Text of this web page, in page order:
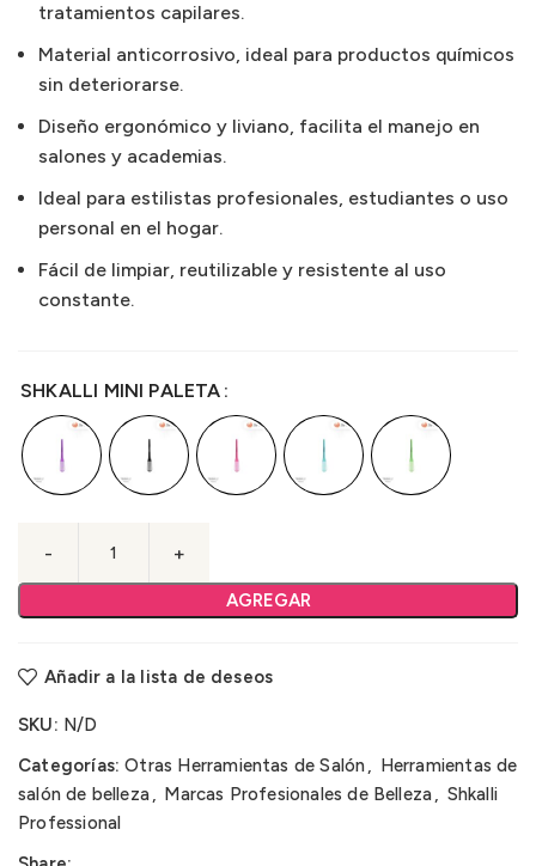
tratamientos capilares.
Material anticorrosivo, ideal para productos químicos
sin deteriorarse.
Diseño ergonómico y liviano, facilita el manejo en
salones y academias.
Ideal para estilistas profesionales, estudiantes o uso
personal en el hogar.
Fácil de limpiar, reutilizable y resistente al uso
constante.
SHKALLI MINI PALETA
AGREGAR
Añadir a la lista de deseos
SKU: N/D
Categorías: Otras Herramientas de Salón, Herramientas de
salón de belleza, Marcas Profesionales de Belleza, Shkalli
Professional